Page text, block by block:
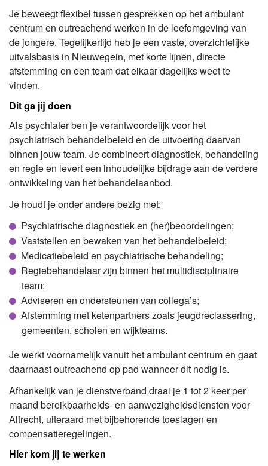
Je beweegt flexibel tussen gesprekken op het ambulant
centrum en outreachend werken in de leefomgeving van
de jongere. Tegelijkertijd heb je een vaste, overzichtelijke
uitvalsbasis in Nieuwegein, met korte lijnen, directe
afstemming en een team dat elkaar dagelijks weet te
vinden.
Dit ga jij doen
Als psychiater ben je verantwoordelijk voor het
psychiatrisch behandelbeleid en de uitvoering daarvan
binnen jouw team. Je combineert diagnostiek, behandeling
en regie en levert een inhoudelijke bijdrage aan de verdere
ontwikkeling van het behandelaanbod.
Je houdt je onder andere bezig met:
Psychiatrische diagnostiek en (her)beoordelingen;
Vaststellen en bewaken van het behandelbeleid;
Medicatiebeleid en psychiatrische behandeling;
Regiebehandelaar zijn binnen het multidisciplinaire
team;
Adviseren en ondersteunen van collega’s;
Afstemming met ketenpartners zoals jeugdreclassering,
gemeenten, scholen en wijkteams.
Je werkt voornamelijk vanuit het ambulant centrum en gaat
daarnaast outreachend op pad wanneer dit nodig is.
Afhankelijk van je dienstverband draai je 1 tot 2 keer per
maand bereikbaarheids- en aanwezigheidsdiensten voor
Altrecht, uiteraard met bijbehorende toeslagen en
compensatieregelingen.
Hier kom jij te werken